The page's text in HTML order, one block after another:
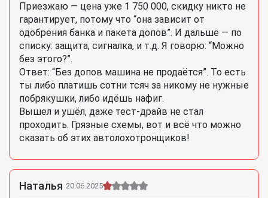
Приезжаю — цена уже 1 750 000, скидку никто не
гарантирует, потому что “она зависит от
одобрения банка и пакета допов”. И дальше — по
списку: защита, сигналка, и т.д. Я говорю: “Можно
без этого?”.
Ответ: “Без допов машина не продаётся”. То есть
ты либо платишь сотни тсяч за никому не нужные
побрякушки, либо идёшь нафиг.
Вышел и ушёл, даже тест-драйв не стал
проходить. Грязные схемы, вот и всё что можно
сказать об этих автолохотронщиков!
Наталья 20.06.2025